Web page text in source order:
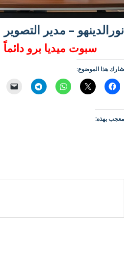
نورالدينهو – مدير التصوير
سبوت ميديا برو
شارك هذا الموضوع:
معجب بهذه: